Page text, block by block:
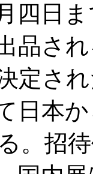
四日
品さ
定さ
日本
。招